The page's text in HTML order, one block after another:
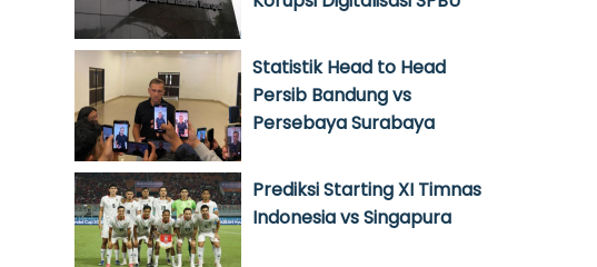
Statistik Head to Head
Persib Bandung vs
Persebaya Surabaya
Prediksi Starting XI Timnas
Indonesia vs Singapura